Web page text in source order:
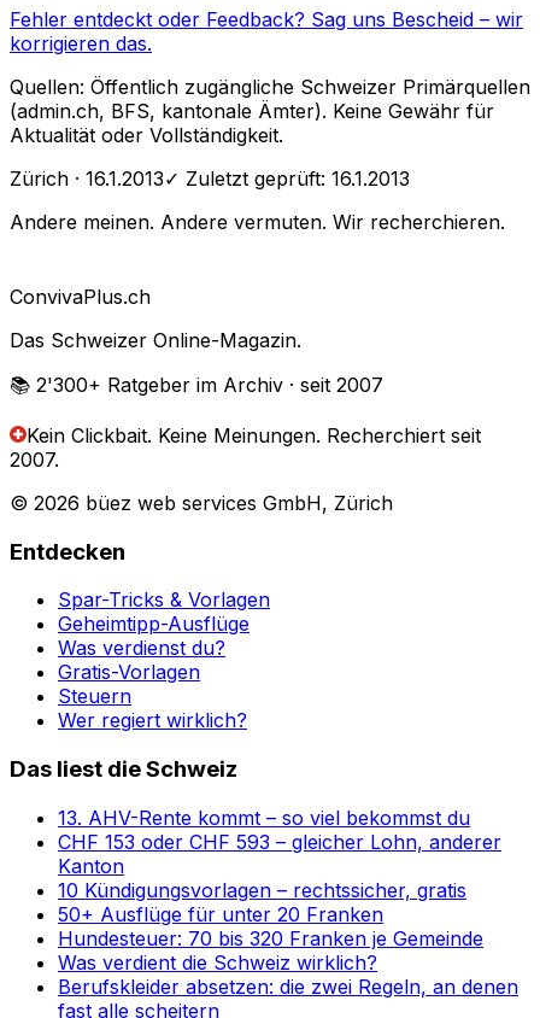
Fehler entdeckt oder Feedback? Sag uns Bescheid – wir
korrigieren das.
Quellen: Öffentlich zugängliche Schweizer Primärquellen
(admin.ch, BFS, kantonale Ämter). Keine Gewähr für
Aktualität oder Vollständigkeit.
Zürich · 16.1.2013✓ Zuletzt geprüft: 16.1.2013
Andere meinen. Andere vermuten. Wir recherchieren.
ConvivaPlus.ch
Das Schweizer Online-Magazin.
📚 2'300+ Ratgeber im Archiv · seit 2007
Kein Clickbait. Keine Meinungen. Recherchiert seit
2007.
© 2026 büez web services GmbH, Zürich
Entdecken
Spar-Tricks & Vorlagen
Geheimtipp-Ausflüge
Was verdienst du?
Gratis-Vorlagen
Steuern
Wer regiert wirklich?
Das liest die Schweiz
13. AHV-Rente kommt – so viel bekommst du
CHF 153 oder CHF 593 – gleicher Lohn, anderer
Kanton
10 Kündigungsvorlagen – rechtssicher, gratis
50+ Ausflüge für unter 20 Franken
Hundesteuer: 70 bis 320 Franken je Gemeinde
Was verdient die Schweiz wirklich?
Berufskleider absetzen: die zwei Regeln, an denen
fast alle scheitern